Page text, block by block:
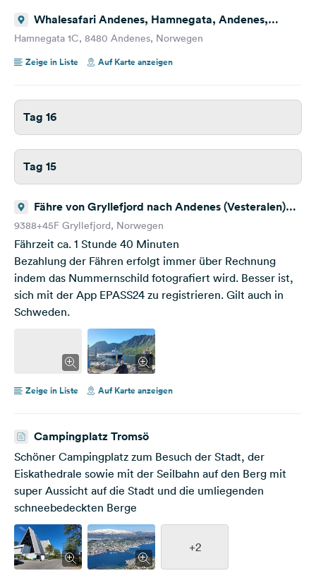
Whalesafari Andenes, Hamnegata, Andenes,
Norwegen
Hamnegata 1C, 8480 Andenes, Norwegen
Zeige in Liste
Auf Karte anzeigen
Tag 16
Tag 15
Fähre von Gryllefjord nach Andenes (Vesteralen)
Norwegen
9388+45F Gryllefjord, Norwegen
Fährzeit ca. 1 Stunde 40 Minuten
Bezahlung der Fähren erfolgt immer über Rechnung
indem das Nummernschild fotografiert wird. Besser ist,
sich mit der App EPASS24 zu registrieren. Gilt auch in
Schweden.
Zeige in Liste Auf Karte anzeigen
Campingplatz Tromsö
Schöner Campingplatz zum Besuch der Stadt, der
Eiskathedrale sowie mit der Seilbahn auf den Berg mit
super Aussicht auf die Stadt und die umliegenden
schneebedeckten Berge
+2